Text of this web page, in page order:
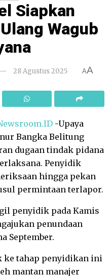
Siapkan
Wagub
28 Agustus 2025 AA
-Upaya
Bangka Belitung
dugaan tindak pidana
Penyidik
hingga pekan
permintaan terlapor.
penyidik pada Kamis
penundaan
September.
ke tahap penyidikan ini
mantan manajer